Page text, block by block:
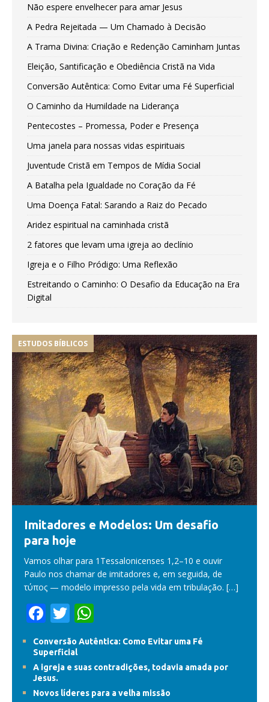
Não espere envelhecer para amar Jesus
A Pedra Rejeitada — Um Chamado à Decisão
A Trama Divina: Criação e Redenção Caminham Juntas
Eleição, Santificação e Obediência Cristã na Vida
Conversão Autêntica: Como Evitar uma Fé Superficial
O Caminho da Humildade na Liderança
Pentecostes – Promessa, Poder e Presença
Uma janela para nossas vidas espirituais
Juventude Cristã em Tempos de Mídia Social
A Batalha pela Igualdade no Coração da Fé
Uma Doença Fatal: Sarando a Raiz do Pecado
Aridez espiritual na caminhada cristã
2 fatores que levam uma igreja ao declínio
Igreja e o Filho Pródigo: Uma Reflexão
Estreitando o Caminho: O Desafio da Educação na Era
Digital
ESTUDOS BÍBLICOS
Imitadores e Modelos: Um desafio
para hoje
Vamos olhar para 1Tessalonicenses 1,2–10 e ouvir
Paulo nos chamar de imitadores e, em seguida, de
τύπος — modelo impresso pela vida em tribulação. […]
F
e
b
o
T
w
itt
er
h
at
s
A
Conversão Autêntica: Como Evitar uma Fé
Superficial
A igreja e suas contradições, todavia amada por
Jesus.
Novos líderes para a velha missão